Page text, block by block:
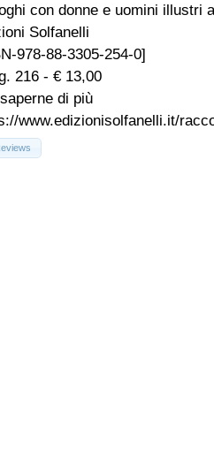
con donne e uomini illustri
Solfanelli
978-88-3305-254-0]
216 - € 13,00
di più
www.edizionisolfanelli.it/